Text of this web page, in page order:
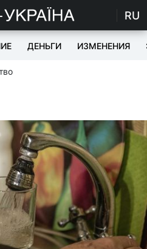
RU
ДЕНЬГИ ИЗМЕНЕНИЯ